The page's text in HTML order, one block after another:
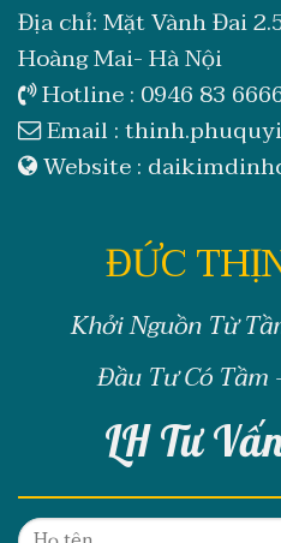
Địa chỉ: Mặt Vành Đai
Hoàng Mai- Hà Nội
Hotline : 0946 83
Email :
Website :
ĐỨC
Khởi Nguồn Từ
Đầu Tư Có Tầm
LH Tư